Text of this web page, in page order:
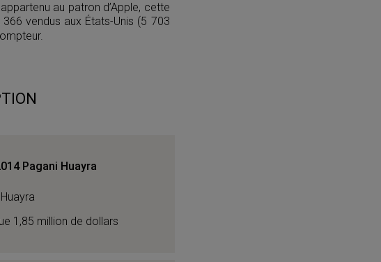
au patron d’Apple, cette
vendus aux États-Unis (5 703
Pagani Huayra
1,85 million de dollars